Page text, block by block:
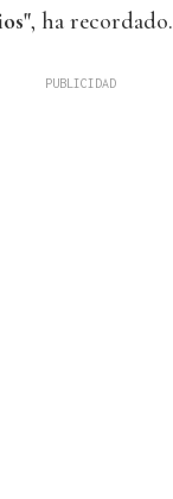
, ha recordado.